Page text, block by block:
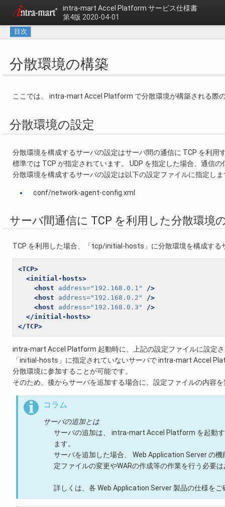
intra-mart Accel Platform サービス仕様書
第4版 2020-04-01
目次
分散環境の構築
ここでは、 intra-mart Accel Platform で分散環境が構築される際
分散環境の設定
分散環境を構成するサーバの設定はサーバ間の通信に TCP を利用
標準では TCP が指定されています。 UDP を指定した場合、通信
分散環境を構成するサーバの設定は以下の設定ファイルに指定しま
conf/network-agent-config.xml
サーバ間通信に TCP を利用した分散環境
TCP を利用した場合、「tcp/initial-hosts」に分散環境を構成する
<TCP>
<initial-hosts>
<host
address="192.168.0.1"
/>
<host
address="192.168.0.2"
/>
<host
address="192.168.0.3"
/>
</initial-hosts>
</TCP>
intra-mart Accel Platform 起動時に、上記の設定ファイルに設定
「initial-hosts」に指定されていないサーバで intra-mart Accel
分散環境に参加することが可能です。
そのため、後からサーバを追加する場合に、設定ファイルの内容
コラム
サーバの追加とは
サーバの追加は、 intra-mart Accel Platform を起動
ます。
サーバを追加した場合、 Web Application Server の
定ファイルの変更やWARの作成等の作業を行う必要
詳しくは、各 Web Application Server 製品の仕様をご